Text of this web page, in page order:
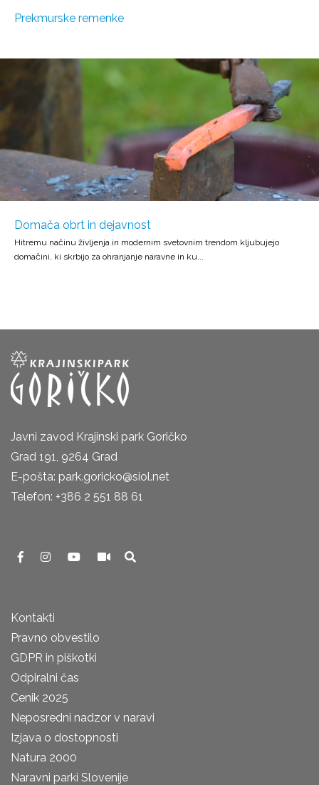
Prekmurske remenke
Domača obrt in dejavnost
Hitremu načinu življenja in modernim svetovnim trendom kljubujejo
domačini, ki skrbijo za ohranjanje naravne in ku...
Javni zavod Krajinski park Goričko
Grad 191, 9264 Grad
E-pošta: park.goricko@siol.net
Telefon: +386 2 551 88 61
Kontakti
Pravno obvestilo
GDPR in piškotki
Odpiralni čas
Cenik 2025
Neposredni nadzor v naravi
Izjava o dostopnosti
Natura 2000
Naravni parki Slovenije